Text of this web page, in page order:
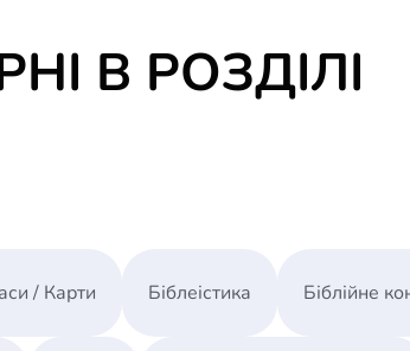
В РОЗДІЛІ
/ Карти Біблеістика Біблійне